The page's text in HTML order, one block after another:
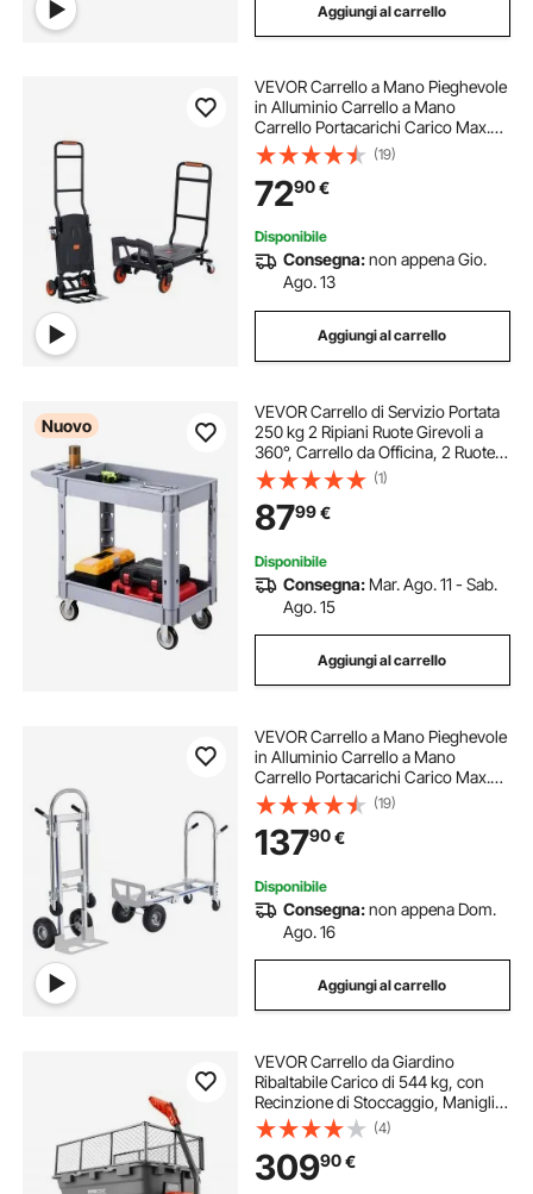
Aggiungi al carrello
VEVOR Carrello a Mano Pieghevole
in Alluminio Carrello a Mano
Carrello Portacarichi Carico Max.
136kg, Carrello a Mano Pieghevole
in Carrello con Piattaforma Ruote
per Trasporto di Merci da
Magazzino
(19)
7290€
Disponibile
Consegna:non appena Gio.
Ago. 13
Aggiungi al carrello
Nuovo
VEVOR Carrello di Servizio Portata
250 kg 2 Ripiani Ruote Girevoli a
360°, Carrello da Officina, 2 Ruote
con Freno, Struttura in Plastica
Resistente con Vassoio Comodo,
per Garage e Magazzino, Grigio
(1)
8799€
Disponibile
Consegna: Mar. Ago. 11 - Sab.
Ago. 15
Aggiungi al carrello
VEVOR Carrello a Mano Pieghevole
in Alluminio Carrello a Mano
Carrello Portacarichi Carico Max.
363kg, Carrello a Mano Pieghevole
in Carrello con Piattaforma Ruote
per Trasporto di Merci da
Magazzino
(19)
13790€
Disponibile
Consegna:non appena Dom.
Ago. 16
Aggiungi al carrello
VEVOR Carrello da Giardino
Ribaltabile Carico di 544 kg, con
Recinzione di Stoccaggio, Maniglia
Convertibile, Meccanismo di
Scarico Rapido, Ruote Girevoli,
Carrello da Giardino per Piante e
Terra
(4)
30990€